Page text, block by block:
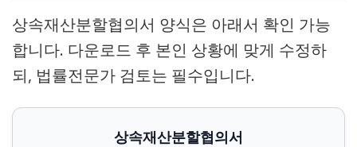
상속재산분할협의서 양식은 아래서 확인 가능
합니다. 다운로드 후 본인 상황에 맞게 수정하
되, 법률전문가 검토는 필수입니다.
상속재산분할협의서